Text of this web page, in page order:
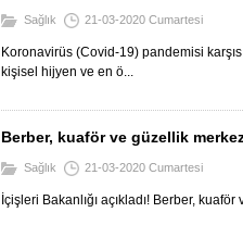
Sağlık 21-03-2020 Cumartesi
Koronavirüs (Covid-19) pandemisi
kişisel hijyen ve en ö...
Berber, kuaför ve güzellik
Sağlık 21-03-2020 Cumartesi
İçişleri Bakanlığı açıkladı! Berber,